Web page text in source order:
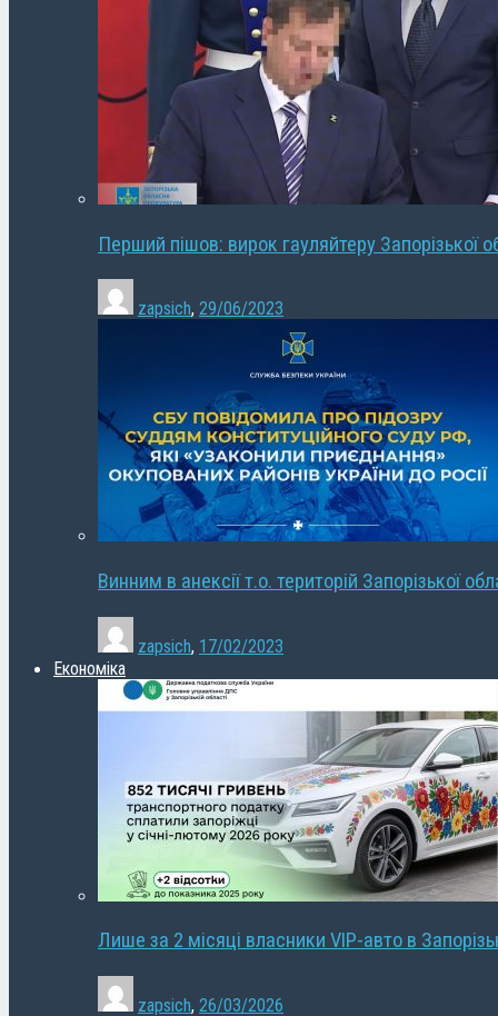
Перший пішов: вирок гауляйтеру Запорізької
zapsich, 29/06/2023
Винним в анексії т.о. територій Запорізької
zapsich, 17/02/2023
Економіка
Лише за 2 місяці власники VIP-авто в
zapsich, 26/03/2026